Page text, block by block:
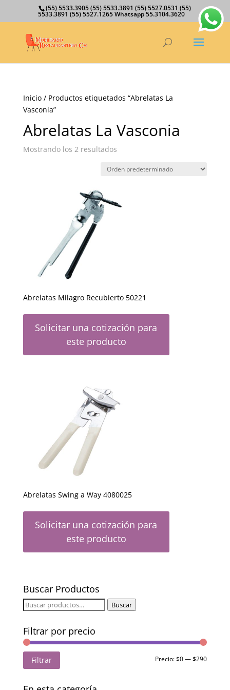
(55) 5533.3905 (55) 5533.3891 (55) 5527.0531 (55)
5533.3891 (55) 5527.1265 Whatsapp 55.3104.3620
Inicio/ Productos etiquetados “Abrelatas La
Vasconia”
Abrelatas La Vasconia
Mostrando los 2 resultados
Abrelatas Milagro Recubierto 50221
Solicitar una cotización para
este producto
Abrelatas Swing a Way 4080025
Solicitar una cotización para
este producto
Buscar Productos
Buscar
Buscar
Filtrar por precio
Precio
Precio
Filtrar Precio:$0—$290